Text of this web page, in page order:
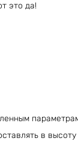
это да!
в